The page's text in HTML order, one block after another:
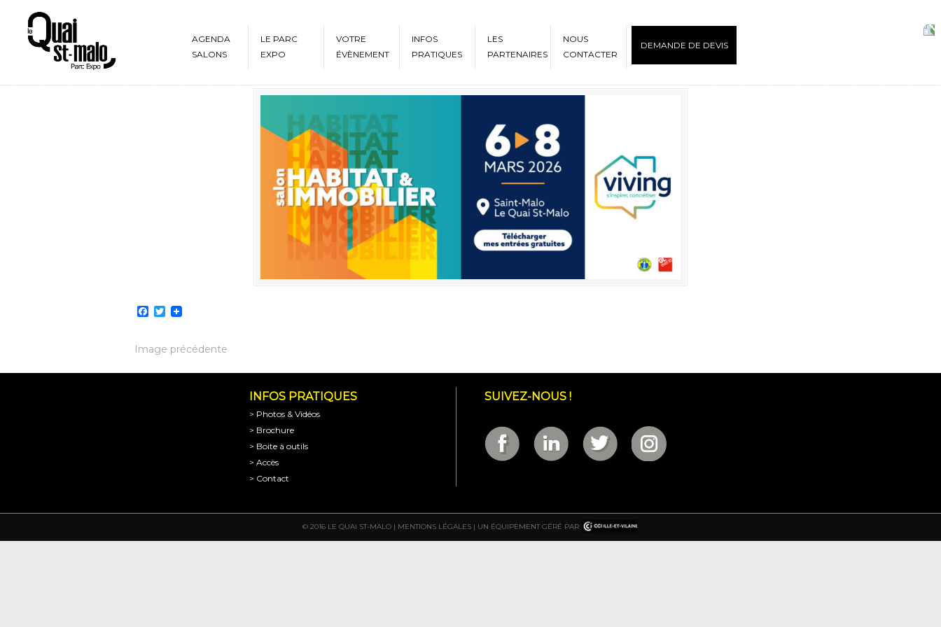
AGENDA
SALONS
LE PARC
EXPO
VOTRE
ÉVÈNEMENT
INFOS
PRATIQUES
LES
PARTENAIRES
NOUS
CONTACTER
DEMANDE DE DEVIS
Facebook
Twitter
Image précédente
INFOS PRATIQUES
> Photos & Vidéos
> Brochure
> Boite à outils
> Accès
> Contact
SUIVEZ-NOUS !
© 2016 LE QUAI ST-MALO | MENTIONS LÉGALES| UN ÉQUIPEMENT GÉRÉ PAR